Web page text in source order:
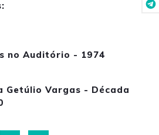
no Auditório - 1974
Getúlio Vargas - Década